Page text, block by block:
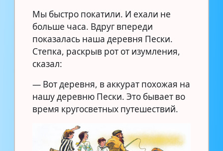
Мы быстро покатили. И ехали не
больше часа. Вдруг впереди
показалась наша деревня Пески.
Степка, раскрыв рот от изумления,
сказал:
— Вот деревня, в аккурат похожая на
нашу деревню Пески. Это бывает во
время кругосветных путешествий.